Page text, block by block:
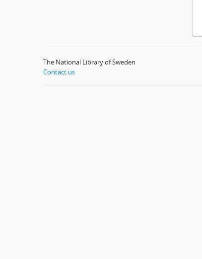
The National Library of Sweden
Contact us